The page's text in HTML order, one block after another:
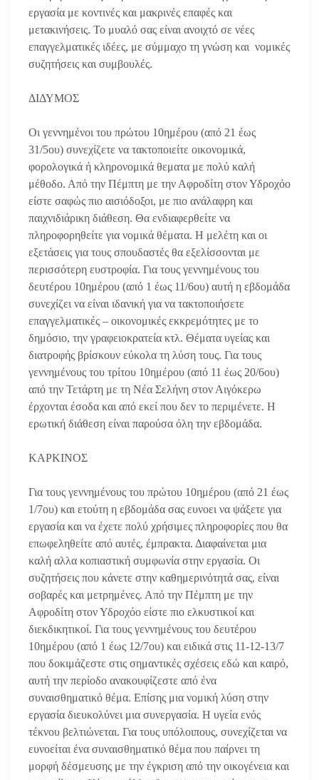
εργασία με κοντινές και μακρινές επαφές και
μετακινήσεις. Το μυαλό σας είναι ανοιχτό σε νέες
επαγγελματικές ιδέες, με σύμμαχο τη γνώση και νομικές
συζητήσεις και συμβουλές.
ΔΙΔΥΜΟΣ
Οι γεννημένοι του πρώτου 10ημέρου (από 21 έως
31/5ου) συνεχίζετε να τακτοποιείτε οικονομικά,
φορολογικά ή κληρονομικά θεματα με πολύ καλή
μέθοδο. Από την Πέμπτη με την Αφροδίτη στον Υδροχόο
είστε σαφώς πιο αισιόδοξοι, με πιο ανάλαφρη και
παιχνιδιάρικη διάθεση. Θα ενδιαφερθείτε να
πληροφορηθείτε για νομικά θέματα. Η μελέτη και οι
εξετάσεις για τους σπουδαστές θα εξελίσσονται με
περισσότερη ευστροφία. Για τους γεννημένους του
δευτέρου 10ημέρου (από 1 έως 11/6ου) αυτή η εβδομάδα
συνεχίζει να είναι ιδανική για να τακτοποιήσετε
επαγγελματικές – οικονομικές εκκρεμότητες με το
δημόσιο, την γραφειοκρατεία κτλ. Θέματα υγείας και
διατροφής βρίσκουν εύκολα τη λύση τους. Για τους
γεννημένους του τρίτου 10ημέρου (από 11 έως 20/6ου)
από την Τετάρτη με τη Νέα Σελήνη στον Αιγόκερω
έρχονται έσοδα και από εκεί που δεν το περιμένετε. Η
ερωτική διάθεση είναι παρούσα όλη την εβδομάδα.
ΚΑΡΚΙΝΟΣ
Για τους γεννημένους του πρώτου 10ημέρου (από 21 έως
1/7ου) και ετούτη η εβδομάδα σας ευνοει να ψάξετε για
εργασία και να έχετε πολύ χρήσιμες πληροφορίες που θα
επωφεληθείτε από αυτές, έμπρακτα. Διαφαίνεται μια
καλή αλλα κοπιαστική συμφωνία στην εργασία. Οι
συζητήσεις που κάνετε στην καθημερινότητά σας, είναι
σοβαρές και μετρημένες. Από την Πέμπτη με την
Αφροδίτη στον Υδροχόο είστε πιο ελκυστικοί και
διεκδικητικοί. Για τους γεννημένους του δευτέρου
10ημέρου (από 1 έως 12/7ου) και ειδικά στις 11-12-13/7
που δοκιμάζεστε στις σημαντικές σχέσεις εδώ και καιρό,
αυτή την περίοδο ανακουφίζεστε από ένα
συναισθηματικό θέμα. Επίσης μια νομική λύση στην
εργασία διευκολύνει μια συνεργασία. Η υγεία ενός
τέκνου βελτιώνεται. Για τους υπόλοιπους, συνεχίζεται να
ευνοείται ένα συναισθηματικό θέμα που παίρνει τη
μορφή δέσμευσης με την έγκριση από την οικογένεια και